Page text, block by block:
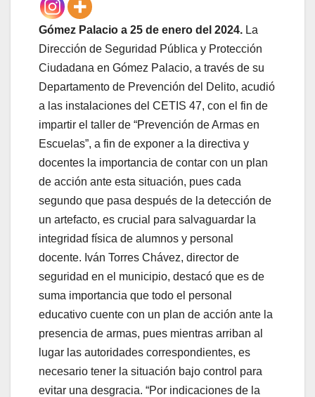
Gómez Palacio a 25 de enero del 2024. La
Dirección de Seguridad Pública y Protección
Ciudadana en Gómez Palacio, a través de su
Departamento de Prevención del Delito, acudió
a las instalaciones del CETIS 47, con el fin de
impartir el taller de “Prevención de Armas en
Escuelas”, a fin de exponer a la directiva y
docentes la importancia de contar con un plan
de acción ante esta situación, pues cada
segundo que pasa después de la detección de
un artefacto, es crucial para salvaguardar la
integridad física de alumnos y personal
docente. Iván Torres Chávez, director de
seguridad en el municipio, destacó que es de
suma importancia que todo el personal
educativo cuente con un plan de acción ante la
presencia de armas, pues mientras arriban al
lugar las autoridades correspondientes, es
necesario tener la situación bajo control para
evitar una desgracia. “Por indicaciones de la